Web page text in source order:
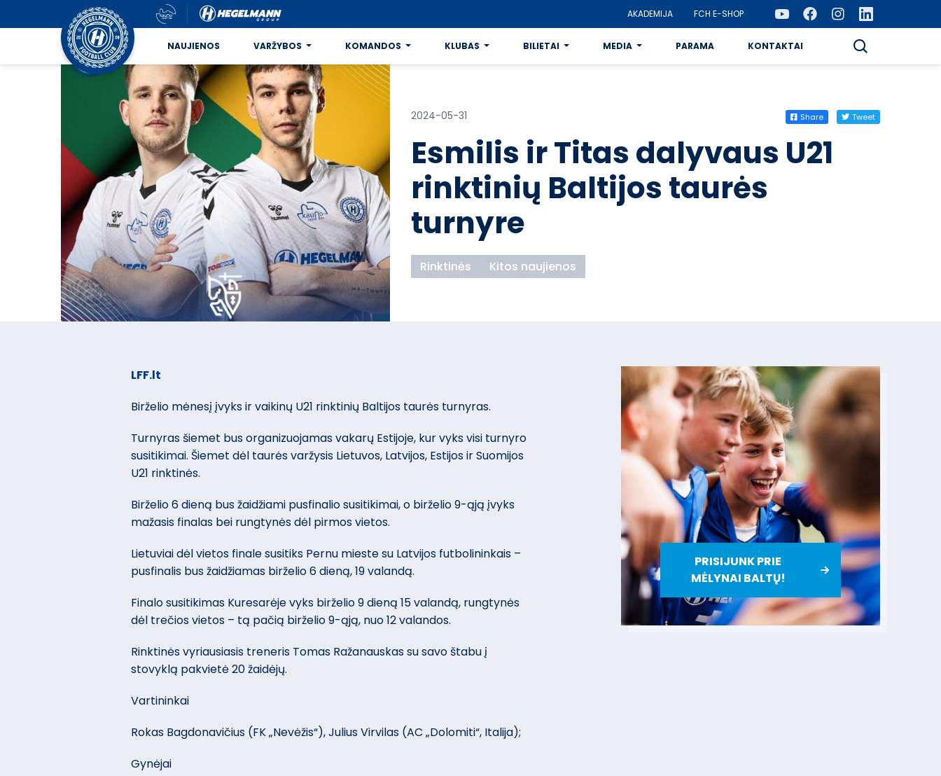
NAUJIENOS VARŽYBOS KOMANDOS KLUBAS BILIETAI MEDIA PARAMA KONTAKTAI
AKADEMIJA FCH E-SHOP
2024-05-31 Share Tweet
Esmilis ir Titas dalyvaus U21
rinktinių Baltijos taurės
turnyre
Rinktinės Kitos naujienos
LFF.lt
Birželio mėnesį įvyks ir vaikinų U21 rinktinių Baltijos taurės turnyras.
Turnyras šiemet bus organizuojamas vakarų Estijoje, kur vyks visi turnyro
susitikimai. Šiemet dėl taurės varžysis Lietuvos, Latvijos, Estijos ir Suomijos
U21 rinktinės.
Birželio 6 dieną bus žaidžiami pusfinalio susitikimai, o birželio 9-ąją įvyks
mažasis finalas bei rungtynės dėl pirmos vietos.
Lietuviai dėl vietos finale susitiks Pernu mieste su Latvijos futbolininkais –
pusfinalis bus žaidžiamas birželio 6 dieną, 19 valandą.
Finalo susitikimas Kuresarėje vyks birželio 9 dieną 15 valandą, rungtynės
dėl trečios vietos – tą pačią birželio 9-ąją, nuo 12 valandos.
Rinktinės vyriausiasis treneris Tomas Ražanauskas su savo štabu į
stovyklą pakvietė 20 žaidėjų.
Vartininkai
Rokas Bagdonavičius (FK „Nevėžis“), Julius Virvilas (AC „Dolomiti“, Italija);
Gynėjai
PRISIJUNK PRIE
MĖLYNAI BALTŲ!